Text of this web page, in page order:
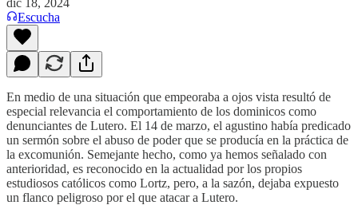
Escucha
En medio de una situación que empeoraba a ojos vista resultó de
especial relevancia el comportamiento de los dominicos como
denunciantes de Lutero. El 14 de marzo, el agustino había predicado
un sermón sobre el abuso de poder que se producía en la práctica de
la excomunión. Semejante hecho, como ya hemos señalado con
anterioridad, es reconocido en la actualidad por los propios
estudiosos católicos como Lortz, pero, a la sazón, dejaba expuesto
un flanco peligroso por el que atacar a Lutero.